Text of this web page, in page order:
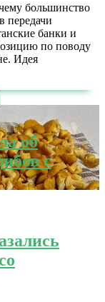
большинство
передачи
банки и
по поводу
Идея
об
с